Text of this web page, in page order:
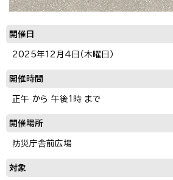
開催日
2025年12月4日（木曜日）
開催時間
正午 から 午後1時 まで
開催場所
防災庁舎前広場
対象